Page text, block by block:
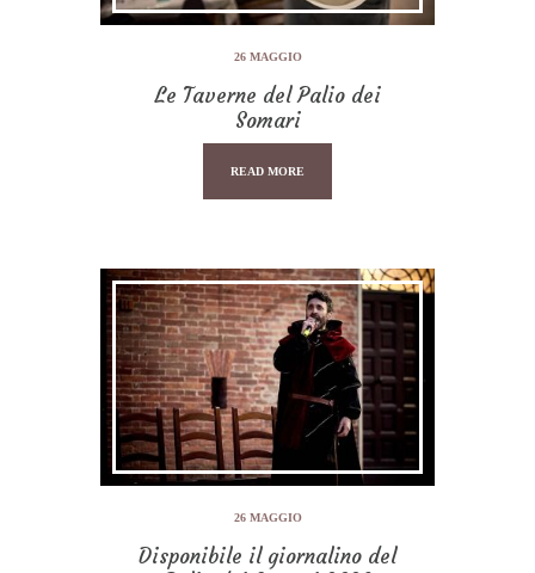
26 MAGGIO
Le Taverne del Palio dei
Somari
READ MORE
26 MAGGIO
Disponibile il giornalino del